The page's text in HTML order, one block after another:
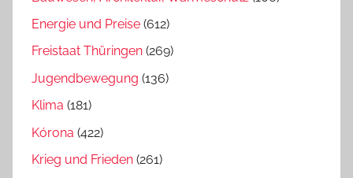
Energie und Preise (612)
Freistaat Thüringen (269)
Jugendbewegung (136)
Klima (181)
Kórona (422)
Krieg und Frieden (261)